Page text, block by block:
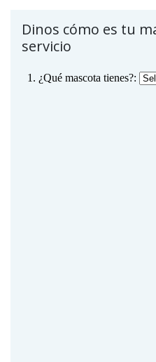
Dinos cómo es tu
servicio